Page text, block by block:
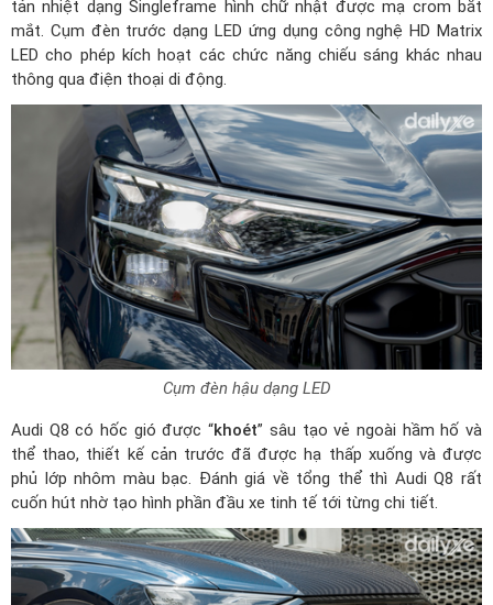
tản nhiệt dạng Singleframe hình chữ nhật được mạ crom bắt
mắt. Cụm đèn trước dạng LED ứng dụng công nghệ HD Matrix
LED cho phép kích hoạt các chức năng chiếu sáng khác nhau
thông qua điện thoại di động.
Cụm đèn hậu dạng LED
Audi Q8 có hốc gió được “khoét” sâu tạo vẻ ngoài hầm hố và
thể thao, thiết kế cản trước đã được hạ thấp xuống và được
phủ lớp nhôm màu bạc. Đánh giá về tổng thể thì Audi Q8 rất
cuốn hút nhờ tạo hình phần đầu xe tinh tế tới từng chi tiết.